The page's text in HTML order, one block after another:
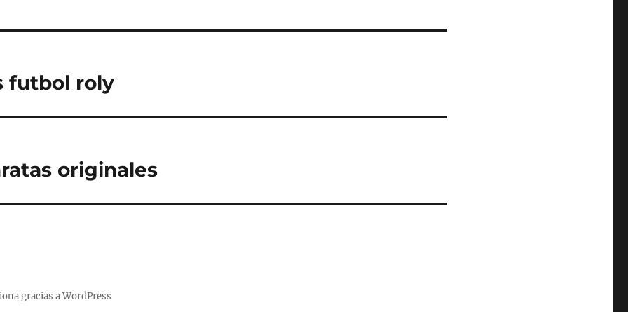
futbol roly
originales
gracias a WordPress